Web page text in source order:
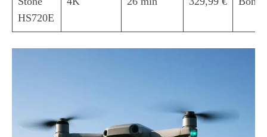
HS720E